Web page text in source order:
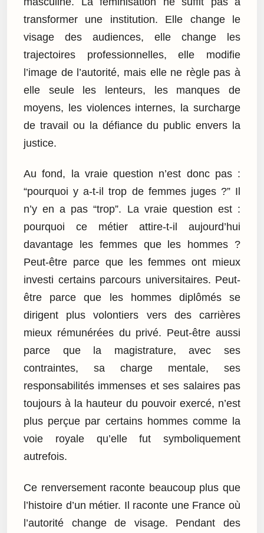
transformer une institution. Elle change le
visage des audiences, elle change les
trajectoires professionnelles, elle modifie
l’image de l’autorité, mais elle ne règle pas à
elle seule les lenteurs, les manques de
moyens, les violences internes, la surcharge
de travail ou la défiance du public envers la
justice.
Au fond, la vraie question n’est donc pas :
“pourquoi y a-t-il trop de femmes juges ?” Il
n’y en a pas “trop”. La vraie question est :
pourquoi ce métier attire-t-il aujourd’hui
davantage les femmes que les hommes ?
Peut-être parce que les femmes ont mieux
investi certains parcours universitaires. Peut-
être parce que les hommes diplômés se
dirigent plus volontiers vers des carrières
mieux rémunérées du privé. Peut-être aussi
parce que la magistrature, avec ses
contraintes, sa charge mentale, ses
responsabilités immenses et ses salaires pas
toujours à la hauteur du pouvoir exercé, n’est
plus perçue par certains hommes comme la
voie royale qu’elle fut symboliquement
autrefois.
Ce renversement raconte beaucoup plus que
l’histoire d’un métier. Il raconte une France où
l’autorité change de visage. Pendant des